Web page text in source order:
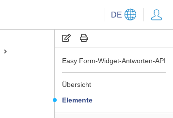
DE
Easy Form-Widget-Antworten-API
Übersicht
Elemente